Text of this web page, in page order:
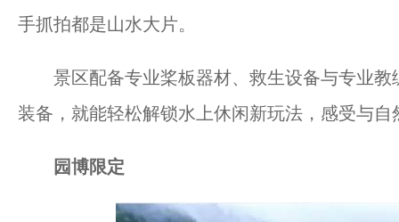
手抓拍都是山水大片。
景区配备专业桨板器材、救生设备与专业教
装备，就能轻松解锁水上休闲新玩法，感受与
园博限定